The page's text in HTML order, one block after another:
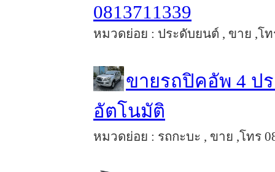
0813711339
หมวดย่อย : ประดับยนต์ , ขาย ,โท
ขายรถปิคอัพ 4 ปร
อัตโนมัติ
หมวดย่อย : รถกะบะ , ขาย ,โทร